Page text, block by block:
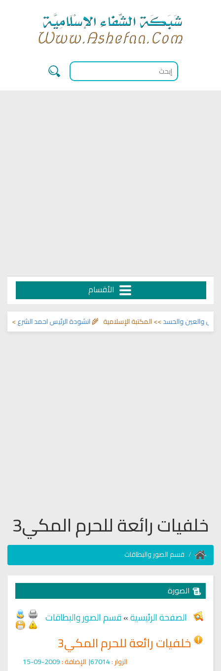
الأقسام
انشودة الرئيس احمد الشرع>> اناشيد والحسد>> المكتبة الإسلامية 🌾
خلفيات رائعة للحرم المكي3
قسم الصور والبطاقات
الصورة
الصفحة الرئيسية»قسم الصور والبطاقات
خلفيات رائعة للحرم المكي3
الزوار : الإضافة :